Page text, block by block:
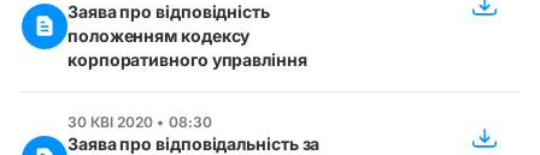
Заява про відповідність
положенням кодексу
корпоративного управління
30 КВІ 2020 • 08:30
Заява про відповідальність за